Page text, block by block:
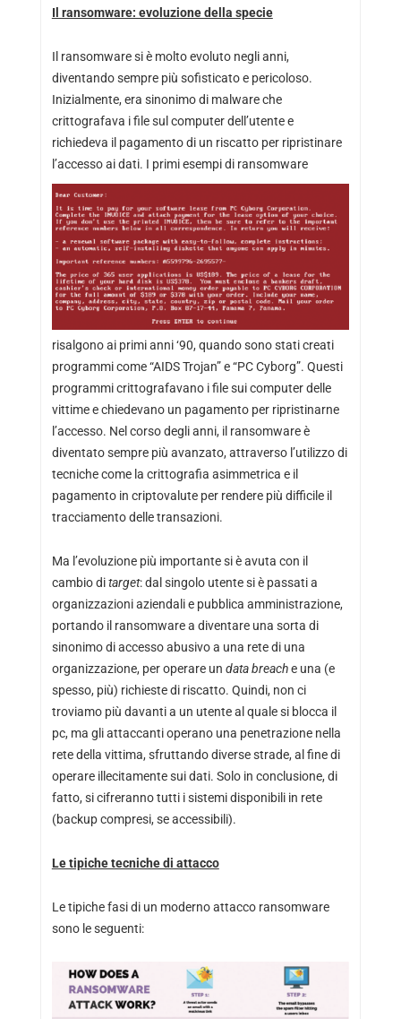
Il ransomware: evoluzione della specie
Il ransomware si è molto evoluto negli anni,
diventando sempre più sofisticato e pericoloso.
Inizialmente, era sinonimo di malware che
crittografava i file sul computer dell’utente e
richiedeva il pagamento di un riscatto per ripristinare
l’accessoai dati. I primi esempi di ransomware
risalgono ai primi anni ‘90, quando sono stati creati
programmi come “AIDS Trojan” e “PC Cyborg”. Questi
programmi crittografavano i file sui computer delle
vittime e chiedevano un pagamento per ripristinarne
l’accesso. Nel corso degli anni, il ransomware è
diventato sempre più avanzato, attraverso l’utilizzo di
tecniche come la crittografia asimmetrica e il
pagamento in criptovalute per rendere più difficile il
tracciamento delle transazioni.
Ma l’evoluzione più importante si è avuta con il
cambio ditarget: dal singolo utente si è passati a
organizzazioni aziendali e pubblica amministrazione,
portando il ransomware a diventare una sorta di
sinonimo di accesso abusivo a una rete di una
organizzazione, per operare un data breache una (e
spesso, più) richieste di riscatto. Quindi, non ci
troviamo più davanti a un utente al quale si blocca il
pc, ma gli attaccanti operano una penetrazione nella
rete della vittima, sfruttando diverse strade, al fine di
operare illecitamente sui dati. Solo in conclusione, di
fatto, si cifreranno tutti i sistemi disponibili in rete
(backup compresi, se accessibili).
Le tipiche tecniche di attacco
Le tipiche fasi di un moderno attacco ransomware
sono le seguenti: